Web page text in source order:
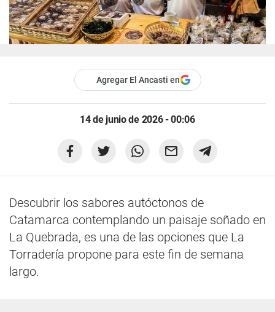
Agregar El Ancasti en
14 de junio de 2026 - 00:06
Descubrir los sabores autóctonos de
Catamarca contemplando un paisaje soñado en
La Quebrada, es una de las opciones que La
Torradería propone para este fin de semana
largo.